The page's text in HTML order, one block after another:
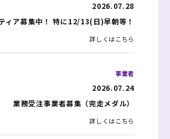
2026.07.28
ィア募集中！ 特に12/13(日)早朝等！
詳しくはこちら
事業者
2026.07.24
業務受注事業者募集（完走メダル）
詳しくはこちら
全種目エントリーは終了しました
詳しくはこちら
2026.05.25
ディカルサポートランナーを募集します
集（完走タオル・参加賞マフラータオ
ル・ハンドタオル）
詳しくはこちら
その他
2026.06.21
マラソン応援団長”がMCC優秀賞受賞！
その他
2026.06.11
マラソン2025ランナーアンケート報告